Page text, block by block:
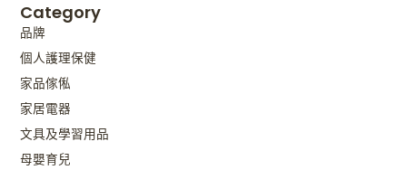
Category
品牌
個人護理保健
家品傢俬
家居電器
文具及學習用品
母嬰育兒